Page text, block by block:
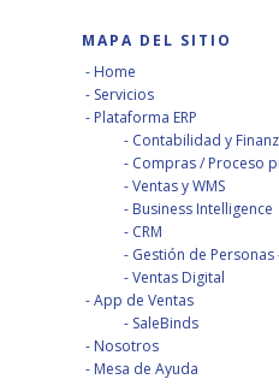
MAPA DEL SITIO
Home
Servicios
Plataforma ERP
Contabilidad y
Compras / Proceso
Ventas y WMS
Business Intelligence
CRM
Gestión de Personas
Ventas Digital
App de Ventas
SaleBinds
Nosotros
Mesa de Ayuda